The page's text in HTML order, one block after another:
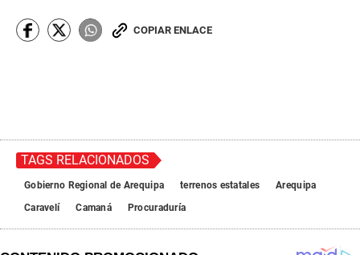
COPIAR ENLACE
TAGS RELACIONADOS
Gobierno Regional de Arequipa terrenos estatales
Arequipa
Caravelí
Camaná Procuraduría